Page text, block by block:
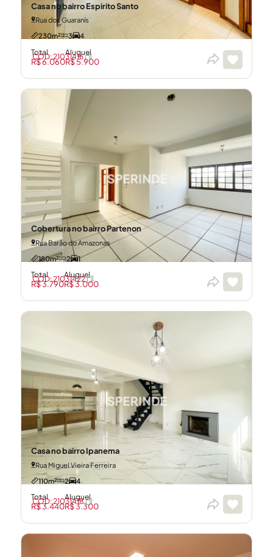
Casa no bairro Espirito Santo
Rua dos Guaranís
230m²
3 4
Total
R$ 6.060
Aluguel
R$ 5.900
CÓD: 21031416
Cobertura no bairro Partenon
Rua Barão do Amazonas
180m²
2 1
Total
R$ 3.790
Aluguel
R$ 3.000
CÓD: 21031422
Casa no bairro Ipanema
Rua Miguel Vieira Ferreira
110m²
2 4
Total
R$ 3.440
Aluguel
R$ 3.300
CÓD: 21031418